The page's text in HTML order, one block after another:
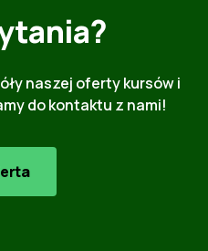
naszej oferty kursów i
do kontaktu z nami!